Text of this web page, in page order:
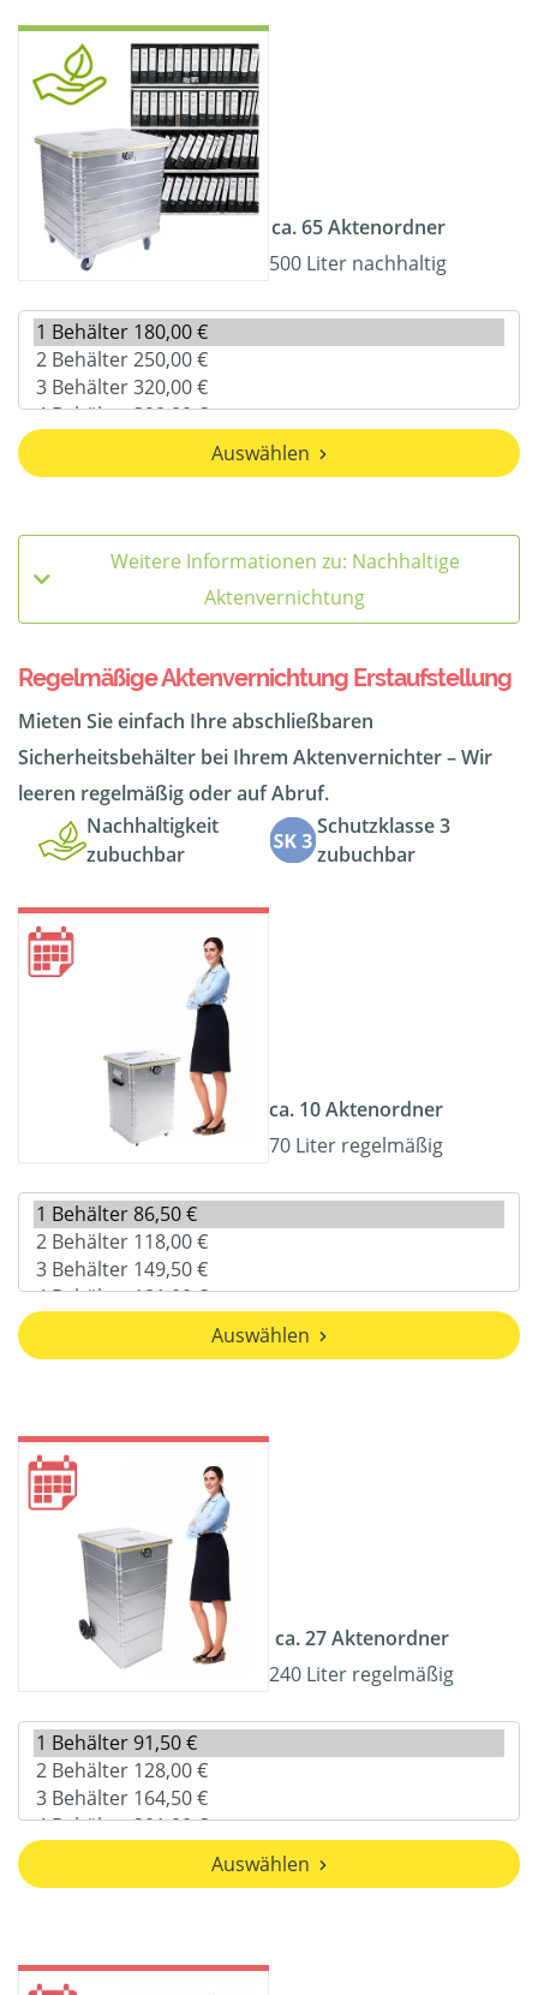
ca. 65 Aktenordner
500 Liter nachhaltig
Auswählen
Weitere Informationen zu: Nachhaltige
Aktenvernichtung
Regelmäßige Aktenvernichtung Erstaufstellung
Mieten Sie einfach Ihre abschließbaren
Sicherheitsbehälter bei Ihrem Aktenvernichter – Wir
leeren regelmäßig oder auf Abruf.
Nachhaltigkeit
zubuchbar
Schutzklasse 3
zubuchbar
ca. 10 Aktenordner
70 Liter regelmäßig
Auswählen
ca. 27 Aktenordner
240 Liter regelmäßig
Auswählen